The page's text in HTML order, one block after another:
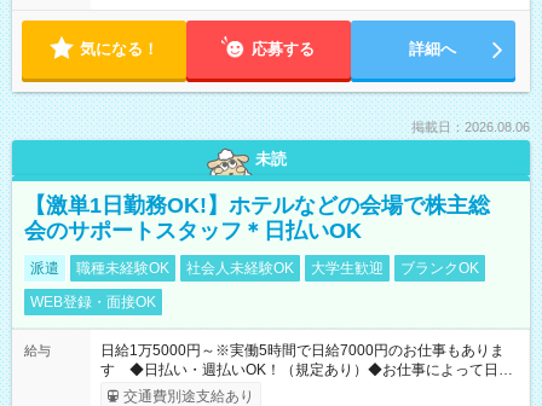
気になる！ 応募する 詳細へ
掲載日：2026.08.06
未読
【激単1日勤務OK!】ホテルなどの会場で株主総
会のサポートスタッフ＊日払いOK
派遣 職種未経験OK 社会人未経験OK 大学生歓迎
ブランクOK
WEB登録・面接OK
給与
日給1万5000円～※実働5時間で日給7000円のお仕事もありま
す ◆日払い・週払いOK！（規定あり）◆お仕事によって日給
も異なります
交通費別途支給あり